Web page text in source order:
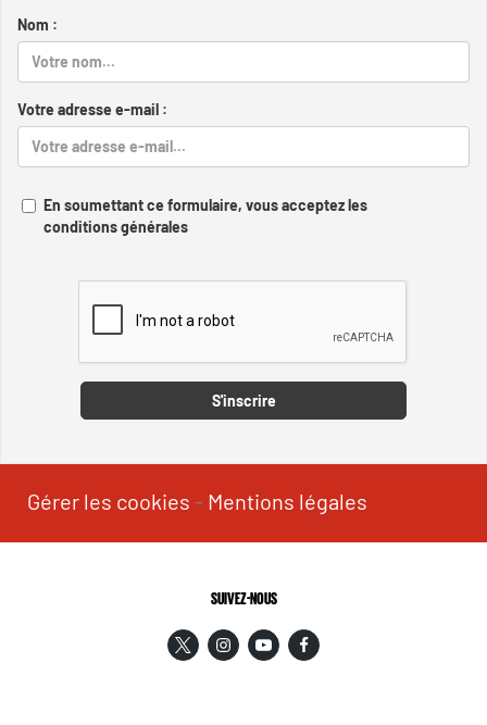
Nom :
Votre adresse e-mail :
En soumettant ce formulaire, vous acceptez les
conditions générales
S'inscrire
Gérer les cookies - Mentions légales
SUIVEZ-NOUS